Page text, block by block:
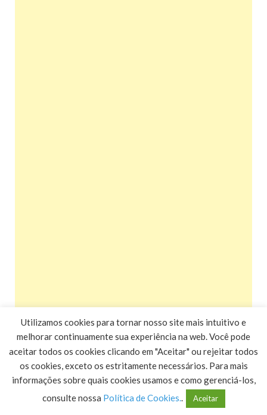
Utilizamos cookies para tornar nosso site mais intuitivo e
melhorar continuamente sua experiência na web. Você pode
aceitar todos os cookies clicando em "Aceitar" ou rejeitar todos
os cookies, exceto os estritamente necessários. Para mais
informações sobre quais cookies usamos e como gerenciá-los,
consulte nossa Política de Cookies.. Aceitar